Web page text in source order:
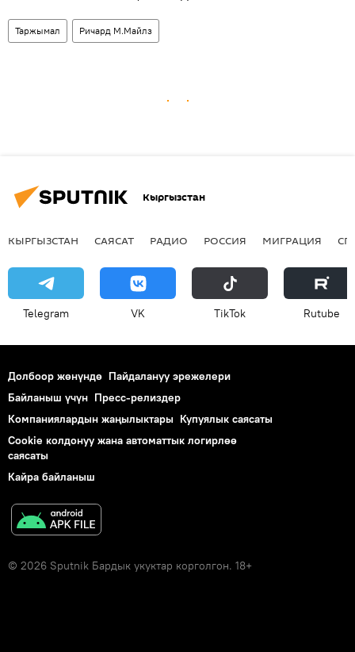
Таржымал Ричард М.Майлз
Кыргызстан
КЫРГЫЗСТАН САЯСАТ РАДИО РОССИЯ МИГРАЦИЯ
Telegram VK ТikТоk Rutube
Долбоор жөнүндө Пайдалануу эрежелери
Байланыш үчүн Пресс-релиздер
Компаниялардын жаңылыктары Купуялык саясаты
Cookie колдонуу жана автоматтык логирлөө
саясаты
Кайра байланыш
© 2026 Sputnik Бардык укуктар корголгон. 18+